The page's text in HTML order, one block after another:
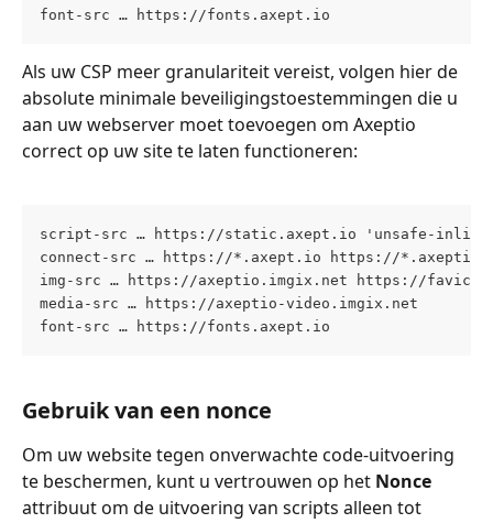
font-src … https://fonts.axept.io
Als uw CSP meer granulariteit vereist, volgen hier de
absolute minimale beveiligingstoestemmingen die u
aan uw webserver moet toevoegen om Axeptio
correct op uw site te laten functioneren:
script-src … https://static.axept.io 'unsafe-
connect-src … https://*.axept.io https://
img-src … https://axeptio.imgix.net https://
media-src … https://axeptio-video.imgix.net
font-src … https://fonts.axept.io
Gebruik van een nonce
Om uw website tegen onverwachte code-uitvoering
te beschermen, kunt u vertrouwen op het Nonce
attribuut om de uitvoering van scripts alleen tot